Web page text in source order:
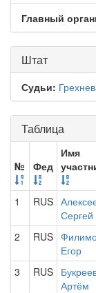
Главный
Штат
Судьи:
Таблица
№ Фед
Имя
1
RUS
Сергей
2 RUS
Егор
3 RUS
Артём